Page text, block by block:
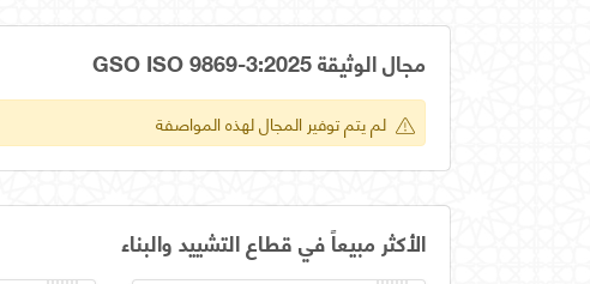
مجال الوثيقة GSO ISO 9869-3:2025
لم يتم توفير المجال لهذه المواصفة
الأكثر مبيعاً في قطاع التشييد والبناء